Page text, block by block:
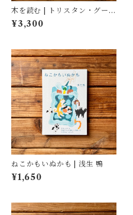
木を読む | トリスタン・グーリ
ー
¥3,300
ねこかもいぬかも | 浅生 鴨
¥1,650